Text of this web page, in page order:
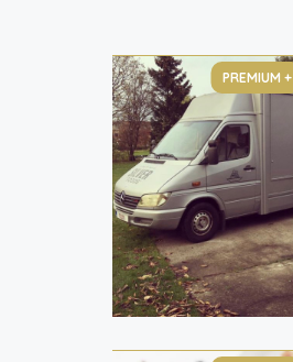
PREMIUM +